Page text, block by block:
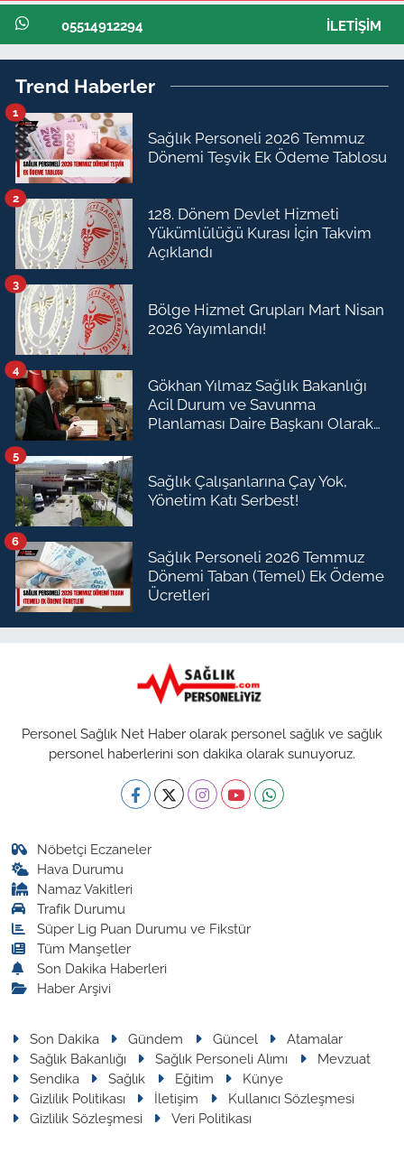
05514912294 İLETIŞIM
Trend Haberler
Sağlık Personeli 2026 Temmuz
Dönemi Teşvik Ek Ödeme Tablosu
1
128. Dönem Devlet Hizmeti
Yükümlülüğü Kurası İçin Takvim
Açıklandı
2
Bölge Hizmet Grupları Mart Nisan
2026 Yayımlandı!
3
Gökhan Yılmaz Sağlık Bakanlığı
Acil Durum ve Savunma
Planlaması Daire Başkanı Olarak
4
Sağlık Çalışanlarına Çay Yok,
Yönetim Katı Serbest!
5
Sağlık Personeli 2026 Temmuz
Dönemi Taban (Temel) Ek Ödeme
Ücretleri
6
Personel Sağlık Net Haber olarak personel sağlık ve sağlık
personel haberlerini son dakika olarak sunuyoruz.
Nöbetçi Eczaneler
Hava Durumu
Namaz Vakitleri
Trafik Durumu
Süper Lig Puan Durumu ve Fikstür
Tüm Manşetler
Son Dakika Haberleri
Haber Arşivi
Son Dakika Gündem Güncel
Atamalar
Sağlık Bakanlığı
Sağlık Personeli Alımı
Mevzuat
Sendika
Sağlık Eğitim
Künye
Gizlilik Politikası
İletişim
Kullanıcı Sözleşmesi
Gizlilik Sözleşmesi
Veri Politikası